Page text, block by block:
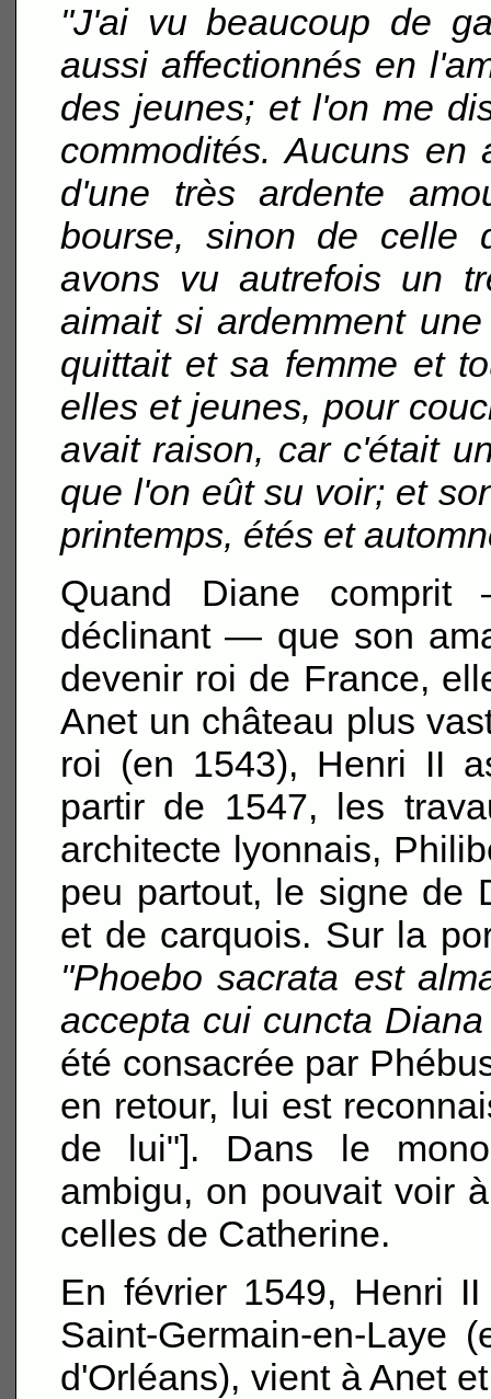
"J'ai vu beaucoup de
aussi affectionnés en
des jeunes; et l'on me
commodités. Aucuns
d'une très ardente
bourse, sinon de celle
avons vu autrefois un
aimait si ardemment
quittait et sa femme et
elles et jeunes, pour
avait raison, car c'était
que l'on eût su voir; et
printemps, étés et
Quand Diane
déclinant — que son
devenir roi de France,
Anet un château plus
roi (en 1543), Henri II
partir de 1547, les
architecte lyonnais,
peu partout, le signe de
et de carquois. Sur la
"Phoebo sacrata est
accepta cui cuncta
été consacrée par
en retour, lui est
de lui"]. Dans le
ambigu, on pouvait voir
celles de Catherine.
En février 1549, Henri
Saint-Germain-en-Laye
d'Orléans), vient à Anet